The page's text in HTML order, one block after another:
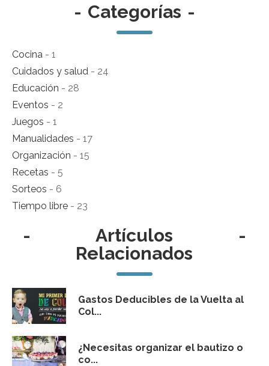
- Categorías -
Cocina - 1
Cuidados y salud - 24
Educación - 28
Eventos - 2
Juegos - 1
Manualidades - 17
Organización - 15
Recetas - 5
Sorteos - 6
Tiempo libre - 23
-
Artículos
Relacionados
-
Gastos Deducibles de la Vuelta al
Col...
¿Necesitas organizar el bautizo o
co...